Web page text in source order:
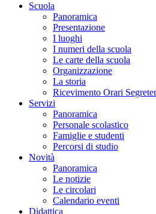
Scuola
Panoramica
Presentazione
I luoghi
I numeri della scuola
Le carte della scuola
Organizzazione
La storia
Ricevimento Orari
Servizi
Panoramica
Personale scolastico
Famiglie e studenti
Percorsi di studio
Novità
Panoramica
Le notizie
Le circolari
Calendario eventi
Didattica